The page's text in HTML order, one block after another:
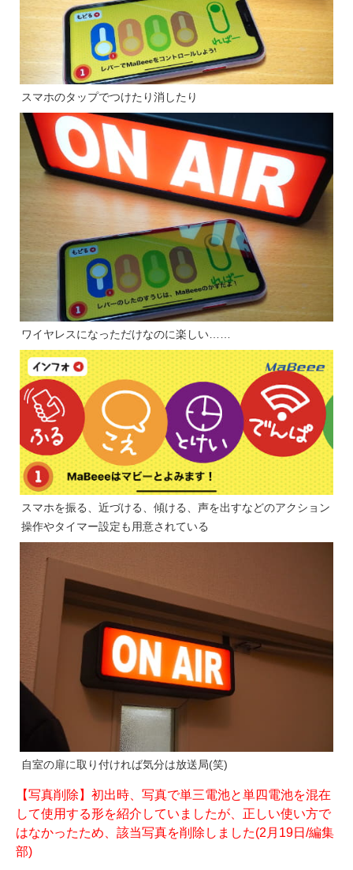
スマホのタップでつけたり消したり
ワイヤレスになっただけなのに楽しい……
スマホを振る、近づける、傾ける、声を出すなどのアクション
操作やタイマー設定も用意されている
自室の扉に取り付ければ気分は放送局(笑)
【写真削除】初出時、写真で単三電池と単四電池を混在
して使用する形を紹介していましたが、正しい使い方で
はなかったため、該当写真を削除しました(2月19日/編集
部)